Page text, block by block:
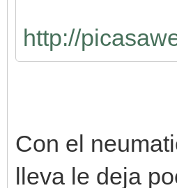
http://
Con el
lleva le deja